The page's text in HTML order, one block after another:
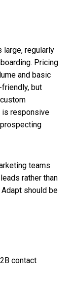
large, regularly
Pricing
and basic
but
is responsive
teams
rather than
should be
contact